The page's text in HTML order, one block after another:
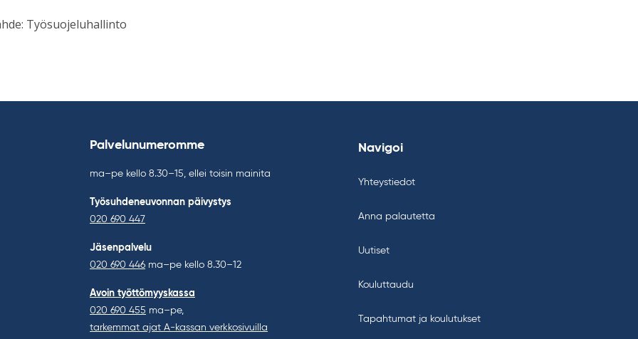
Työsuojeluhallinto
Palvelunumeromme
ma–pe kello 8.30–15, ellei toisin mainita
Työsuhdeneuvonnan päivystys
020 690 447
Jäsenpalvelu
020 690 446 ma–pe kello 8.30–12
Avoin työttömyyskassa
020 690 455 ma–pe,
tarkemmat ajat A-kassan verkkosivuilla
Navigoi
Yhteystiedot
Anna palautetta
Uutiset
Kouluttaudu
Tapahtumat ja koulutukset